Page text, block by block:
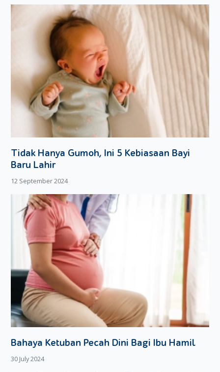
kandungan.
Dads juga harus senantiasa menjaga Moms yang hendak
bersalin. Kehadiran pasangan amat membantu Moms untuk
melahirkan dengan nyaman dan aman.
Tidak Hanya Gumoh, Ini 5 Kebiasaan Bayi
Baru Lahir
12 September 2024
Bahaya Ketuban Pecah Dini Bagi Ibu Hamil
30 July 2024